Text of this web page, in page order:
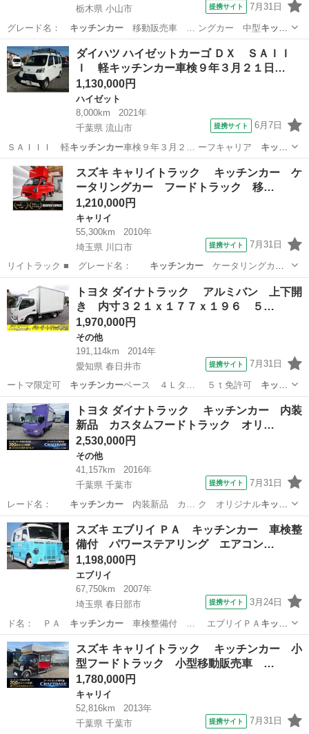
栃木県 小山市
提携サイト 7月31日
グレード名： キッチンカー移動販売車 … ングカー 中型キッチ
ンカー中型移動販売…
栃木 小山市 その他
ダイハツ ハイゼットカーゴ ＤＸ ＳＡＩＩ
Ｉ 軽キッチンカー車検９年３月２１日…
1,130,000円
ハイゼット
8,000km
2021年
千葉県 流山市
提携サイト 6月7日
ＳＡＩＩＩ 軽キッチンカー車検９年３月２… ーフキャリア キッチ
ンカー仕様 ＤＩＹ … フキャリアキッチンカー仕様 オー
ト…
千葉 流山市 ハイゼット
スズキ キャリイトラック キッチンカー ケ
ータリングカー フードトラック 移…
1,210,000円
キャリイ
55,300km
2010年
埼玉県 川口市
提携サイト 7月31日
リイトラック ■ グレード名： キッチンカーケータリングカ
ー フードトラック…
川口市 キャリイ
トヨタ ダイナトラック アルミバン 上下開
き 内寸３２１ｘ１７７ｘ１９６ ５…
1,970,000円
その他
191,114km
2014年
愛知県 春日井市
提携サイト 7月31日
ートマ限定可 キッチンカーベース ４Ｌタ… ５ｔ免許可 キッチ
ンカーベース ■ 修…
愛知 春日井市 その他
トヨタ ダイナトラック キッチンカー 内装
新品 カスタムフードトラック オリ…
2,530,000円
その他
41,157km
2016年
千葉県 千葉市
提携サイト 7月31日
レード名： キッチンカー内装新品 カ… ク オリジナルキッチ
ンカー中型フードト… ラック 中型キッチンカーカスタム移動…
売車 カスタム
キッチンカー 移動販売車 …
千葉 千葉市 その他
スズキ エブリイ ＰＡ キッチンカー 車検整
備付 パワーステアリング エアコン…
1,198,000円
エブリイ
67,750km
2007年
埼玉県 春日部市
提携サイト 3月24日
ド名： ＰＡ キッチンカー車検整備付 … エブリイＰＡ キッチ
ンカー入庫しました！…
埼玉 春日部市 エブリイ
スズキ キャリイトラック キッチンカー 小
型フードトラック 小型移動販売車 …
1,780,000円
キャリイ
52,816km
2013年
千葉県 千葉市
提携サイト 7月31日